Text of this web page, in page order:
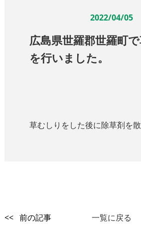
2022/04/05
広島県世羅郡世羅町
を行いました。
草むしりをした後に除草剤を散
<< 前の記事 一覧に戻る